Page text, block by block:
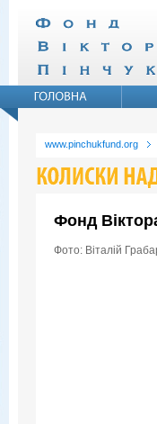
www.pinchukfund.org
Фонд
Фото: Віталій